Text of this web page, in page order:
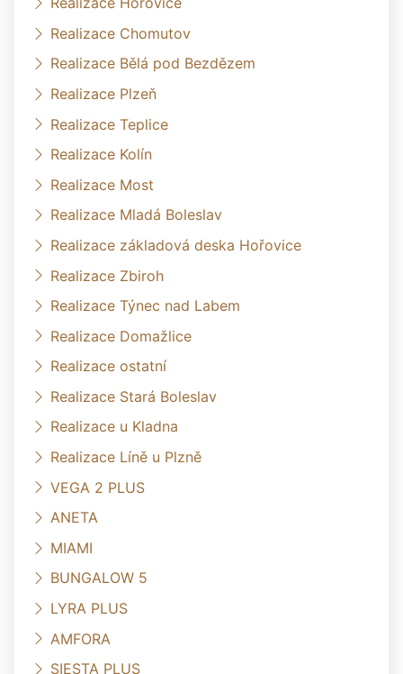
Realizace Chomutov
Realizace Bělá pod Bezdězem
Realizace Plzeň
Realizace Teplice
Realizace Kolín
Realizace Most
Realizace Mladá Boleslav
Realizace základová deska Hořovice
Realizace Zbiroh
Realizace Týnec nad Labem
Realizace Domažlice
Realizace ostatní
Realizace Stará Boleslav
Realizace u Kladna
Realizace Líně u Plzně
VEGA 2 PLUS
ANETA
MIAMI
BUNGALOW 5
LYRA PLUS
AMFORA
SIESTA PLUS